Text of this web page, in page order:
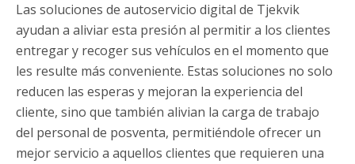
Las soluciones de autoservicio digital de Tjekvik
ayudan a aliviar esta presión al permitir a los clientes
entregar y recoger sus vehículos en el momento que
les resulte más conveniente. Estas soluciones no solo
reducen las esperas y mejoran la experiencia del
cliente, sino que también alivian la carga de trabajo
del personal de posventa, permitiéndole ofrecer un
mejor servicio a aquellos clientes que requieren una